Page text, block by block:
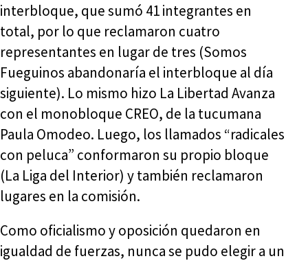
interbloque, que sumó 41 integrantes en
total, por lo que reclamaron cuatro
representantes en lugar de tres (Somos
Fueguinos abandonaría el interbloque al día
siguiente). Lo mismo hizo La Libertad Avanza
con el monobloque CREO, de la tucumana
Paula Omodeo. Luego, los llamados “radicales
con peluca” conformaron su propio bloque
(La Liga del Interior) y también reclamaron
lugares en la comisión.
Como oficialismo y oposición quedaron en
igualdad de fuerzas, nunca se pudo elegir a un